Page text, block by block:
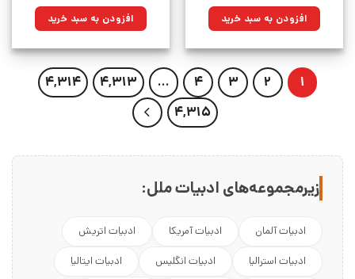
۸۲۰,۰۰۰تومان
بود.
۵۸۶,۳۰۰تومان.افزودن به سبد خرید ۴۵۰,۰۰۰تومان
بود.
۳۲۱,۷۵۰تومان.افزودن به سبد خرید
1
2
3
4
…
4,313
4,314
4,315
زیرمجموعه‌های ادبیات ملل:
ادبیات آلمان ادبیات آمریکا
ادبیات اتریش
ادبیات استرالیا
ادبیات انگلیس
ادبیات ایتالیا